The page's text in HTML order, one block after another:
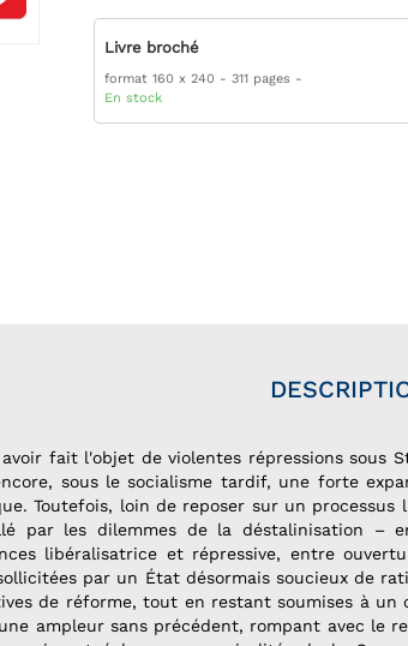
Livre broché
format 160 x 240
311 pages
En stock
avoir fait l'objet de violentes répressions sous
sous le socialisme tardif, une forte
Toutefois, loin de reposer sur un
par les dilemmes de la déstalinisation –
libéralisatrice et répressive, entre
par un État désormais soucieux de
de réforme, tout en restant soumises à
ampleur sans précédent, rompant avec le